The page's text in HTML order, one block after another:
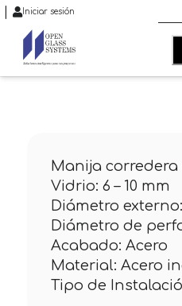
Iniciar sesión
Manija
Vidrio: 6 – 10 mm
Diámetro
Diámetro de
Acabado: Acero
Material: Acero
Tipo de